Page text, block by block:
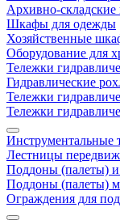
Архивно-
Шкафы для одежды
Хозяйственные
Оборудование для
Тележки
Гидравлические
Тележки
Тележки
Инструментальные
Лестницы
Поддоны (палеты)
Поддоны (палеты)
Ограждения для